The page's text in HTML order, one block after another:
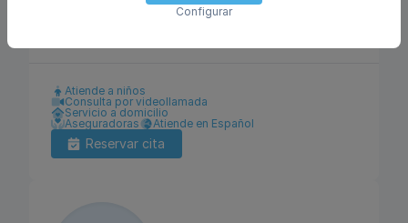
Dermatología y venereología
Medicina general
Atiende a niños
Consulta por videollamada
Servicio a domicilio
Aseguradoras
Atiende en Español
Reservar cita
Configurar